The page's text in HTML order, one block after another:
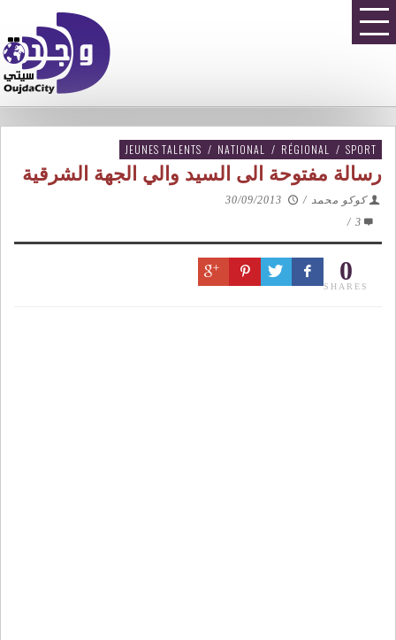
JEUNES TALENTS / NATIONAL / RÉGIONAL / SPORT
رسالة مفتوحة الى السيد والي الجهة الشرقية
كوكو محمد /
30/09/2013
3
/
0
SHARES